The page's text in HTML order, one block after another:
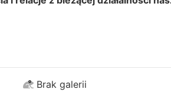
Brak galerii